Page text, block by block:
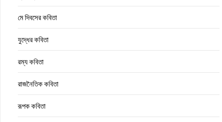
মে দিবসের কবিতা
যুদ্ধের কবিতা
রম্য কবিতা
রাজনৈতিক কবিতা
রূপক কবিতা